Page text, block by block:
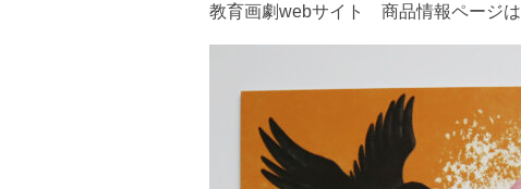
教育画劇webサイト 商品情報ページは